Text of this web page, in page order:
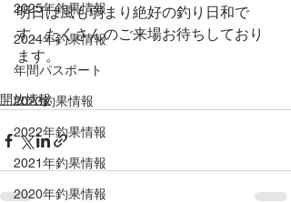
2025年釣果情報
2024年釣果情報
年間パスポート
2023釣果情報
2022年釣果情報
2021年釣果情報
2020年釣果情報
明日は風も弱まり絶好の釣り日和で
す。たくさんのご来場お待ちしており
ます。
開放情報